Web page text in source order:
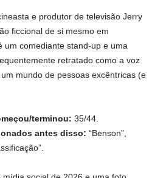
e produtor de televisão Jerry
ficcional de si mesmo em
um comediante stand-up e uma
retratado como a voz
mundo de pessoas excêntricas (e
terminou: 35/44.
antes disso: “Benson”,